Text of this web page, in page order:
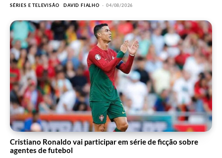
SÉRIES E TELEVISÃO DAVID FIALHO - 04/08/2026
Cristiano Ronaldo vai participar em série de ficção sobre
agentes de futebol